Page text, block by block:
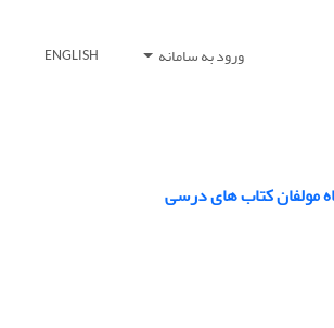
ورود به سامانه ENGLISH
مولفان کتاب های درسی